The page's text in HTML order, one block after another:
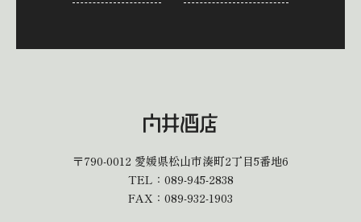
〒790-0012 愛媛県松山市湊町2丁目5番地6
TEL： 089-945-2838
FAX：089-932-1903